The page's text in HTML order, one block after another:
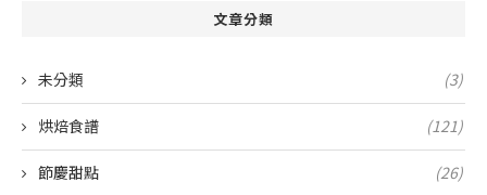
文章分類
未分類 (3)
烘焙食譜 (121)
節慶甜點 (26)